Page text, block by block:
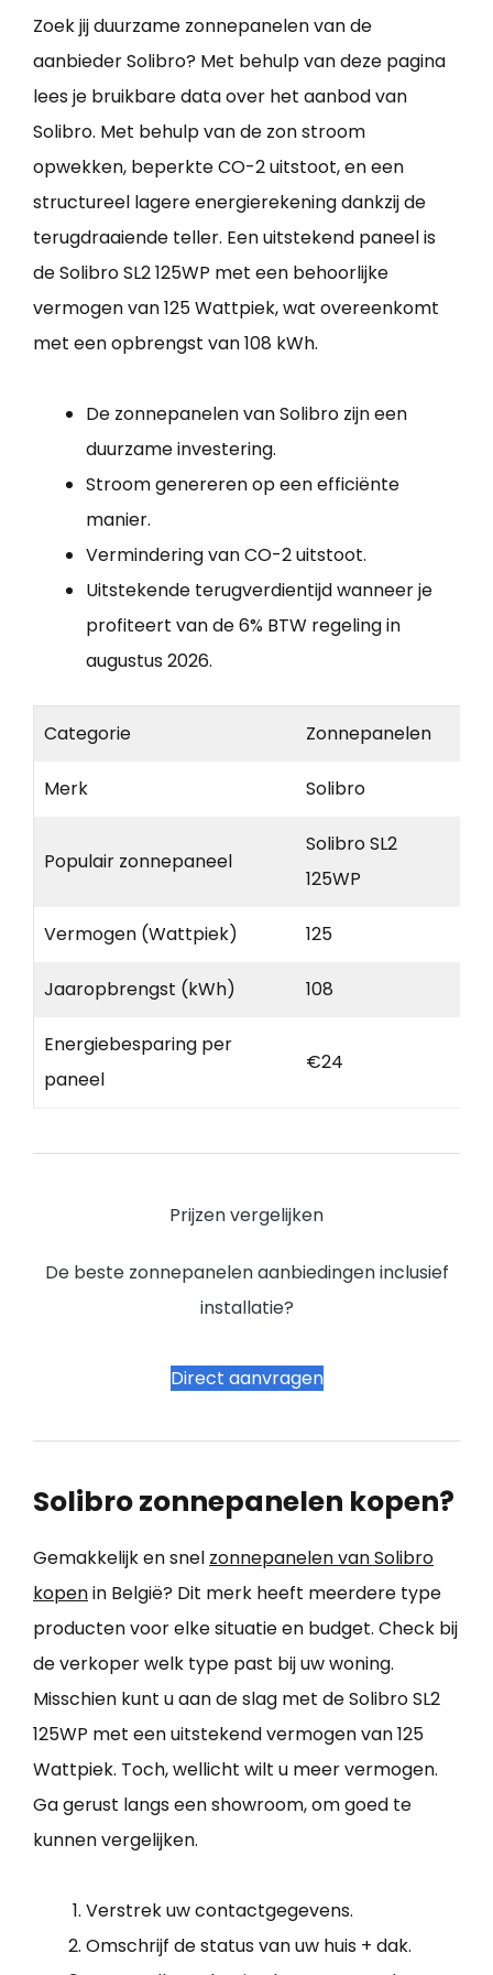
Zoek jij duurzame zonnepanelen van de
aanbieder Solibro? Met behulp van deze pagina
lees je bruikbare data over het aanbod van
Solibro. Met behulp van de zon stroom
opwekken, beperkte CO-2 uitstoot, en een
structureel lagere energierekening dankzij de
terugdraaiende teller. Een uitstekend paneel is
de Solibro SL2 125WP met een behoorlijke
vermogen van 125 Wattpiek, wat overeenkomt
met een opbrengst van 108 kWh.
De zonnepanelen van Solibro zijn een
duurzame investering.
Stroom genereren op een efficiënte
manier.
Vermindering van CO-2 uitstoot.
Uitstekende terugverdientijd wanneer je
profiteert van de 6% BTW regeling in
augustus 2026.
Categorie Zonnepanelen
Merk Solibro
Populair zonnepaneel
Solibro SL2
125WP
Vermogen (Wattpiek) 125
Jaaropbrengst (kWh) 108
Energiebesparing per
paneel
€24
Prijzen vergelijken
De beste zonnepanelen aanbiedingen inclusief
installatie?
Direct aanvragen
Solibro zonnepanelen kopen?
Gemakkelijk en snel zonnepanelen van Solibro
kopenin België? Dit merk heeft meerdere type
producten voor elke situatie en budget. Check bij
de verkoper welk type past bij uw woning.
Misschien kunt u aan de slag met de Solibro SL2
125WP met een uitstekend vermogen van 125
Wattpiek. Toch, wellicht wilt u meer vermogen.
Ga gerust langs een showroom, om goed te
kunnen vergelijken.
Verstrek uw contactgegevens.
Omschrijf de status van uw huis + dak.